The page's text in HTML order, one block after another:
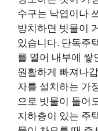
수구는 낙엽이나
방치하면 빗물이
있습니다. 단독주
를 열어 내부에 쌓
원활하게 빠져나
자를 설치하는 가
으로 빗물이 들어
지하층이 있는 주